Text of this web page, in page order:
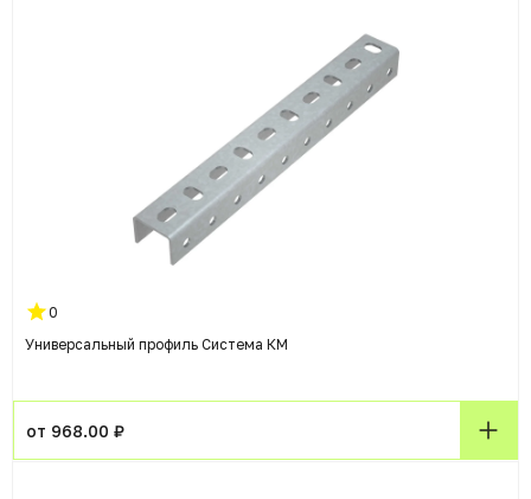
0
Универсальный профиль Система КМ
от 968.00 ₽